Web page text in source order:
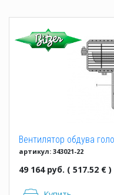
Вентилятор обдува
артикул: 343021-22
49 164 руб. ( 517.52 € )